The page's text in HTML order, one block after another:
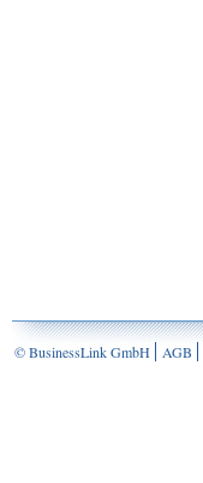
© BusinessLink GmbH AGB